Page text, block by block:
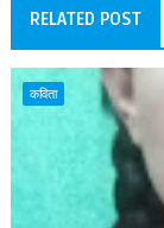
RELATED POST
कविता